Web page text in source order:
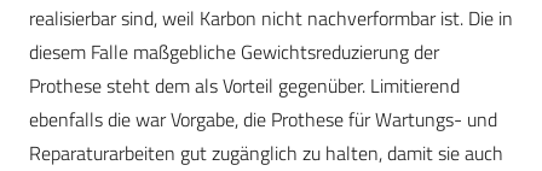
realisierbar sind, weil Karbon nicht nachverformbar ist. Die in
diesem Falle maßgebliche Gewichtsreduzierung der
Prothese steht dem als Vorteil gegenüber. Limitierend
ebenfalls die war Vorgabe, die Prothese für Wartungs- und
Reparaturarbeiten gut zugänglich zu halten, damit sie auch